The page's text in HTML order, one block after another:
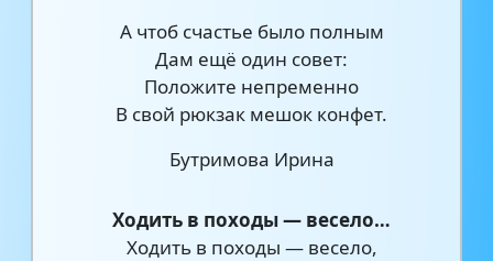
А чтоб счастье было полным
Дам ещё один совет:
Положите непременно
В свой рюкзак мешок конфет.
Бутримова Ирина
Ходить в походы — весело…
Ходить в походы — весело,